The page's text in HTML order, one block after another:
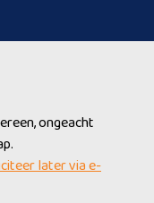
ongeacht
later via e-